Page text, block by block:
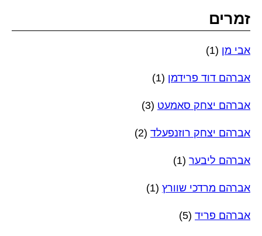
זמרים
אבי מן (1)
אברהם דוד פרידמן (1)
אברהם יצחק סאמעט (3)
אברהם יצחק רוזנפעלד (2)
אברהם ליבער (1)
אברהם מרדכי שוורץ (1)
אברהם פריד (5)